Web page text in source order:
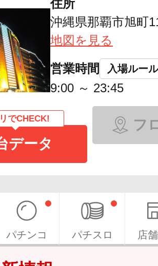
住所
沖縄県那覇市旭町
地図を見る
営業時間 入場ルール
9:00 ～ 23:45
でCHECK!
データ
フ
パチンコ パチスロ 店